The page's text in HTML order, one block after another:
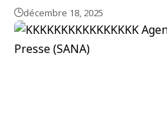
décembre 18, 2025